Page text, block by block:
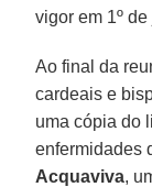
vigor em 1º
Ao final da
cardeais e
uma cópia do
enfermidades
Acquaviva,